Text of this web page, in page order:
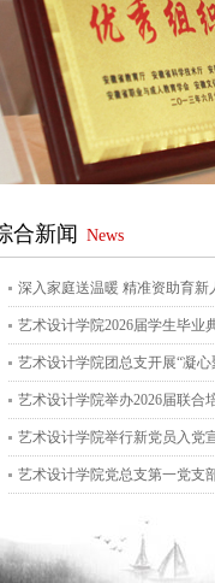
设计学院2026届学生毕业典礼圆
合新闻 News
深入家庭送温暖 精准资助育新
艺术设计学院2026届学生毕业
艺术设计学院团总支开展“凝心
艺术设计学院举办2026届联合
艺术设计学院举行新党员入党
艺术设计学院党总支第一党支